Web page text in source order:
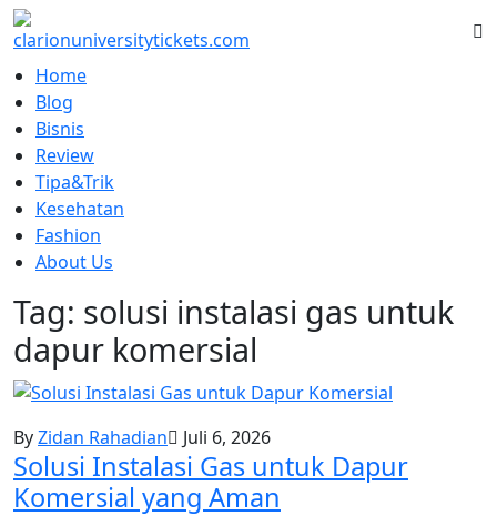
Skip
to
contentHome
Blog
Bisnis
Review
Tipa&Trik
Kesehatan
Fashion
About Us
Tag: solusi instalasi gas untuk
dapur komersial
ByZidan Rahadian Juli 6, 2026
Solusi Instalasi Gas untuk Dapur
Komersial yang Aman